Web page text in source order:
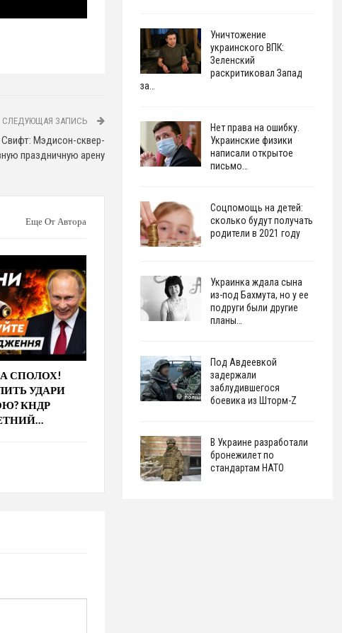
СЛЕДУЮЩАЯ ЗАПИСЬ
Мэдисон-сквер-
праздничную арену
Еще От Автора
СПОЛОХ!
УДАРИ
КНДР
Уничтожение
украинского ВПК:
Зеленский
раскритиковал Запад
за…
Нет права на ошибку.
Украинские физики
написали открытое
письмо…
Соцпомощь на детей:
сколько будут получать
родители в 2021 году
Украинка ждала сына
из-под Бахмута, но у ее
подруги были другие
планы…
Под Авдеевкой
задержали
заблудившегося
боевика из Шторм-Z
В Украине разработали
бронежилет по
стандартам НАТО